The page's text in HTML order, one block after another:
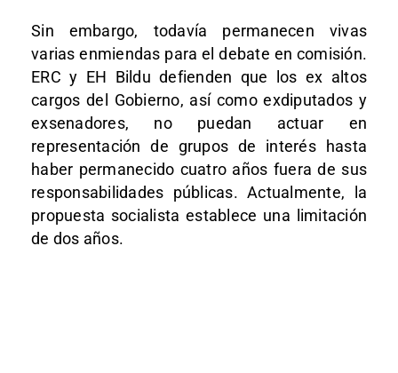
Sin embargo, todavía permanecen vivas
varias enmiendas para el debate en comisión.
ERC y EH Bildu defienden que los ex altos
cargos del Gobierno, así como exdiputados y
exsenadores, no puedan actuar en
representación de grupos de interés hasta
haber permanecido cuatro años fuera de sus
responsabilidades públicas. Actualmente, la
propuesta socialista establece una limitación
de dos años.